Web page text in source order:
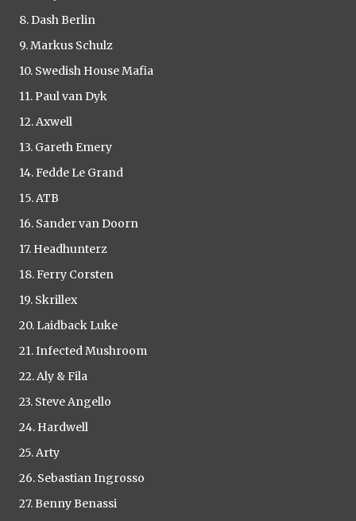
8. Dash Berlin
9. Markus Schulz
10. Swedish House Mafia
11. Paul van Dyk
12. Axwell
13. Gareth Emery
14. Fedde Le Grand
15. ATB
16. Sander van Doorn
17. Headhunterz
18. Ferry Corsten
19. Skrillex
20. Laidback Luke
21. Infected Mushroom
22. Aly & Fila
23. Steve Angello
24. Hardwell
25. Arty
26. Sebastian Ingrosso
27. Benny Benassi